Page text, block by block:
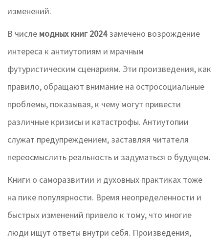
изменений.
В числе модных книг 2024замечено возрождение
интереса к антиутопиям и мрачным
футуристическим сценариям. Эти произведения, как
правило, обращают внимание на остросоциальные
проблемы, показывая, к чему могут привести
различные кризисы и катастрофы. Антиутопии
служат предупреждением, заставляя читателя
переосмыслить реальность и задуматься о будущем.
Книги о саморазвитии и духовных практиках тоже
на пике популярности. Время неопределенности и
быстрых изменений привело к тому, что многие
люди ищут ответы внутри себя. Произведения,